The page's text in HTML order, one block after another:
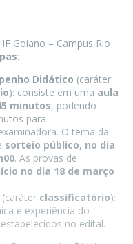
Goiano – Campus Rio
:
Didático (caráter
): consiste em uma aula
minutos, podendo
para
O tema da
sorteio público, no dia
. As provas de
no dia 18 de março
(caráter classificatório):
e experiência do
no edital.